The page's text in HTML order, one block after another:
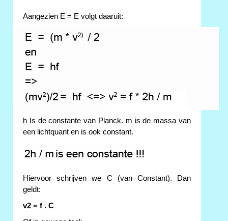
Aangezien E = E volgt daaruit:
h Is de constante van Planck. m is de massa van
een lichtquant en is ook constant.
Hiervoor schrijven we C (van Constant). Dan
geldt:
v2 = f . C